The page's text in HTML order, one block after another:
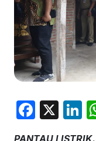
F
X
PANTAU LISTRIK.